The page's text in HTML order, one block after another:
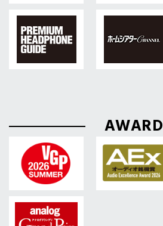
AWARD